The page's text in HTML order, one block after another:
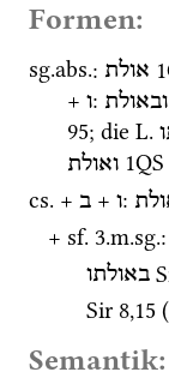
Formen:
sg.abs.: אולת
+ ו: ובאולת
95; die L.
ואולת 1QS
cs. + ב + ו:
+ sf. 3.m.sg.:
באולתו
Sir 8,15 (
Semantik: